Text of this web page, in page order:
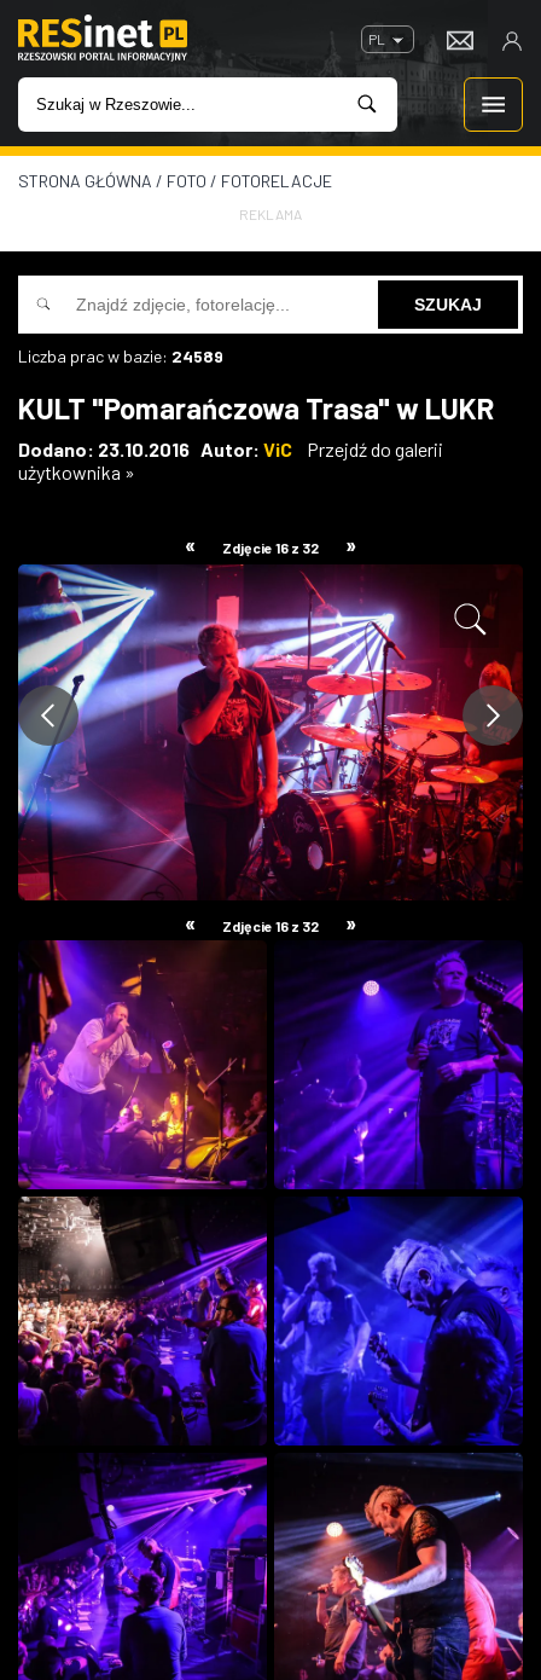
PL
WIADOMOŚCI
INWESTYCJE
IMPREZY
W KINACH
ZDJĘCIA
W RZESZOWIE
STRONA GŁÓWNA / FOTO / FOTORELACJE
REKLAMA
Liczba prac w bazie: 24589
KULT "Pomarańczowa Trasa" w LUKR
Dodano: 23.10.2016 Autor: ViC
Przejdź do galerii
użytkownika »
« Zdjęcie 16 z 32 »
« Zdjęcie 16 z 32 »